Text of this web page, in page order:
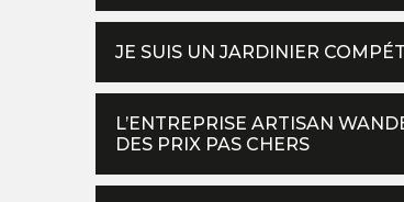
JE SUIS UN JARDINIER
L’ENTREPRISE ARTISAN
DES PRIX PAS CHERS